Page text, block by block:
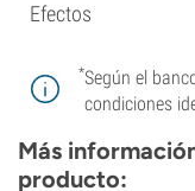
Efectos
*Según el
condiciones
Más
producto: